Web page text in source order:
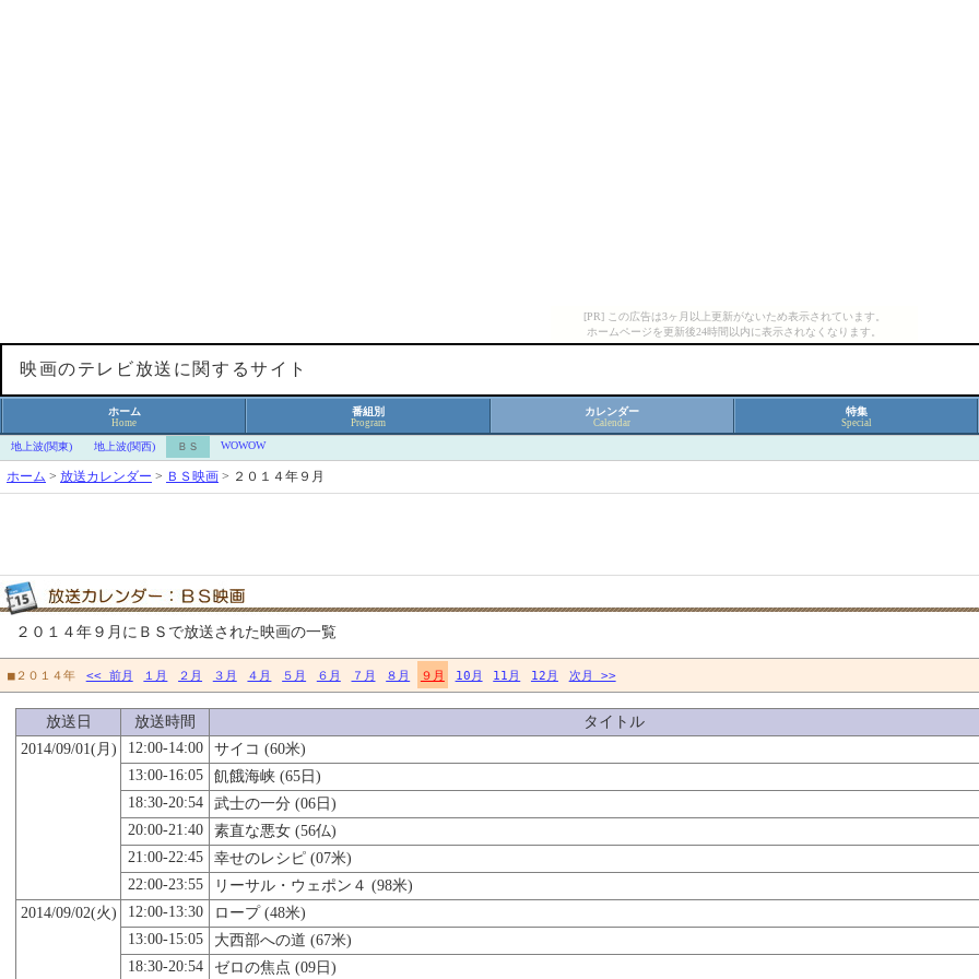
[PR] この広告は3ヶ月以上更新がないため表示されています。
ホームページを更新後24時間以内に表示されなくなります。
映画のテレビ放送に関するサイト
ホーム
Home
番組別
Program
カレンダー
Calendar
特集
Special
地上波(関東) 地上波(関西) ＢＳ WOWOW
ホーム > 放送カレンダー > ＢＳ映画 > ２０１４年９月
２０１４年９月にＢＳで放送された映画の一覧
■２０１４年 << 前月 １月 ２月 ３月 ４月 ５月 ６月 ７月 ８月 ９月 10月 11月 12月 次月 >>
放送日 放送時間 タイトル
2014/09/01(月) 12:00-14:00 サイコ (60米)
13:00-16:05
飢餓海峡 (65日)
18:30-20:54
武士の一分 (06日)
20:00-21:40
素直な悪女 (56仏)
21:00-22:45
幸せのレシピ (07米)
22:00-23:55
リーサル・ウェポン４ (98米)
2014/09/02(火)
12:00-13:30 ロープ (48米)
13:00-15:05
大西部への道 (67米)
18:30-20:54
ゼロの焦点 (09日)